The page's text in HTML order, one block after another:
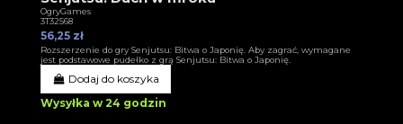
OgryGames
3T32568
56,25 zł
Rozszerzenie do gry Senjutsu: Bitwa o Japonię. Aby zagrać, wymagane
jest podstawowe pudełko z grą Senjutsu: Bitwa o Japonię.
Dodaj do koszyka
Wysyłka w 24 godzin